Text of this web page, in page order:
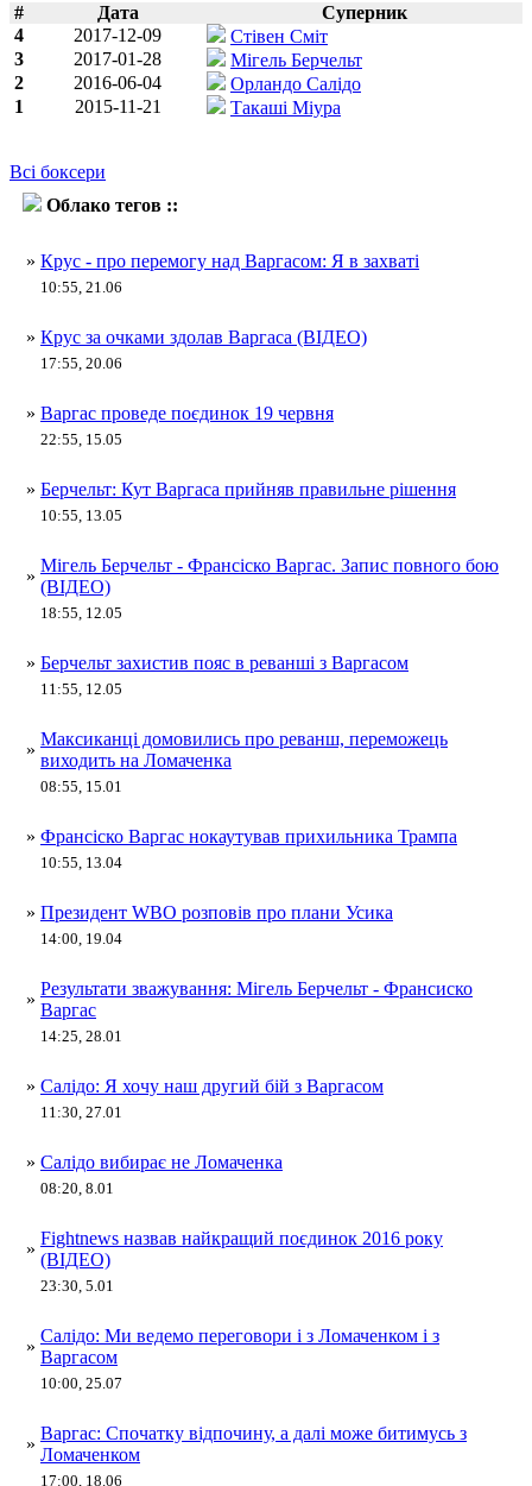
# Дата
Суперник
4
2017-12-09
Стівен Сміт
3
2017-01-28
Мігель Берчельт
2
2016-06-04
Орландо Салідо
1
2015-11-21 Такаші Міура
Всі боксери
Облако тегов ::
» Крус - про перемогу над Варгасом: Я в захваті
10:55, 21.06
» Крус за очками здолав Варгаса (ВІДЕО)
17:55, 20.06
» Варгас проведе поєдинок 19 червня
22:55, 15.05
» Берчельт: Кут Варгаса прийняв правильне рішення
10:55, 13.05
»
Мігель Берчельт - Франсіско Варгас. Запис повного бою
(ВІДЕО)
18:55, 12.05
» Берчельт захистив пояс в реванші з Варгасом
11:55, 12.05
»
Максиканці домовились про реванш, переможець
виходить на Ломаченка
08:55, 15.01
» Франсіско Варгас нокаутував прихильника Трампа
10:55, 13.04
» Президент WBO розповів про плани Усика
14:00, 19.04
»
Результати зважування: Мігель Берчельт - Франсиско
Варгас
14:25, 28.01
» Салідо: Я хочу наш другий бій з Варгасом
11:30, 27.01
» Салідо вибирає не Ломаченка
08:20, 8.01
»
Fightnews назвав найкращий поєдинок 2016 року
(ВІДЕО)
23:30, 5.01
»
Салідо: Ми ведемо переговори і з Ломаченком і з
Варгасом
10:00, 25.07
»
Варгас: Спочатку відпочину, а далі може битимусь з
Ломаченком
17:00, 18.06